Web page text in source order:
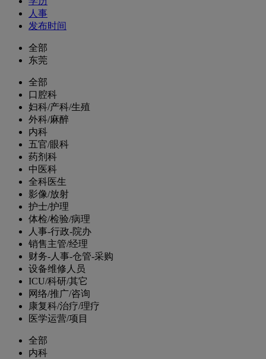
人事
发布时间
全部
东莞
全部
口腔科
妇科/产科/生殖
外科/麻醉
内科
五官/眼科
药剂科
中医科
全科医生
影像/放射
护士/护理
体检/检验/病理
人事-行政-院办
销售主管/经理
财务-人事-仓管-采购
设备维修人员
ICU/科研/其它
网络/推广/咨询
康复科/治疗/理疗
医学运营/项目
全部
内科